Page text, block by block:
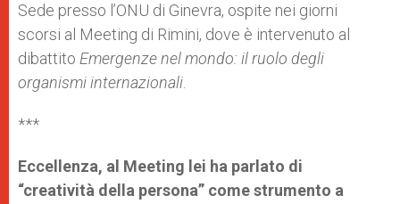
Sede presso l’ONU di Ginevra, ospite nei giorni
scorsi al Meeting di Rimini, dove è intervenuto al
dibattito Emergenze nel mondo: il ruolo degli
organismi internazionali
***
Eccellenza, al Meeting lei ha parlato di
“creatività della persona” come strumento a